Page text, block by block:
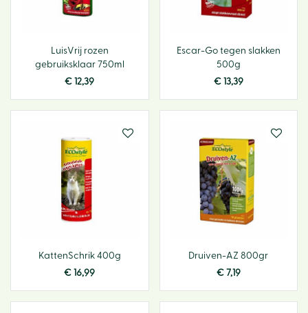
LuisVrij rozen
gebruiksklaar 750ml
€ 12,39
Escar-Go tegen slakken
500g
€ 13,39
KattenSchrik 400g
€ 16,99
Druiven-AZ 800gr
€ 7,19